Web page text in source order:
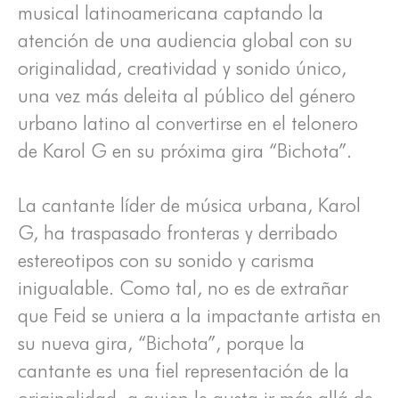
musical latinoamericana captando la
atención de una audiencia global con su
originalidad, creatividad y sonido único,
una vez más deleita al público del género
urbano latino al convertirse en el telonero
de Karol G en su próxima gira “Bichota”.
La cantante líder de música urbana, Karol
G, ha traspasado fronteras y derribado
estereotipos con su sonido y carisma
inigualable. Como tal, no es de extrañar
que Feid se uniera a la impactante artista en
su nueva gira, “Bichota”, porque la
cantante es una fiel representación de la